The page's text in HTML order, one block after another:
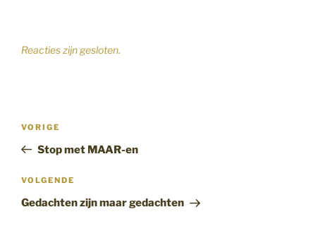
Reacties zijn gesloten.
Vorig
bericht
VORIGE
Stop met MAAR-en
Volgend
bericht
VOLGENDE
Gedachten zijn maar gedachten